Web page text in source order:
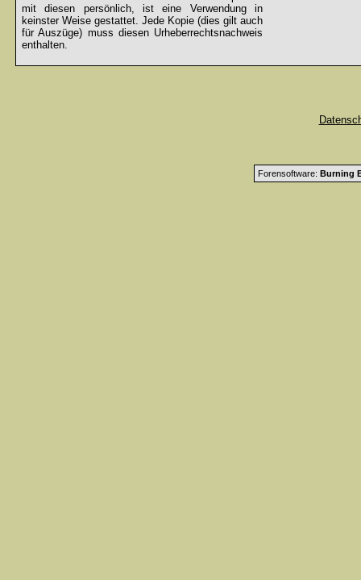
mit diesen persönlich, ist eine Verwendung in
keinster Weise gestattet. Jede Kopie (dies gilt auch
für Auszüge) muss diesen Urheberrechtsnachweis
enthalten.
Forensoftware: Burning